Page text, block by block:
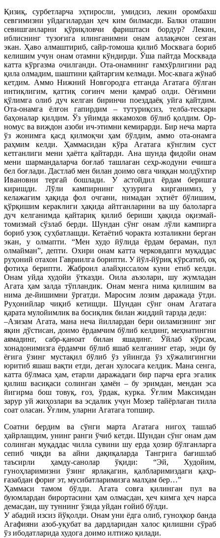
Қизиқ, сурбетларча эҳтиросли, умидсиз, лекин оромбахш
севгимизни уйдагилардан ҳеч ким билмасди. Балки оташин
севишганларни қўриқловчи фариштаси бордур? Лекин,
иблиснинг тузоғига илинганимни онам аллақачон сезган
экан. Ҳаво алмаштириб, сайр-томоша қилиб Москвага бориб
келишим учун онам отамни кўндирди. Ўша пайтда Москвада
катта кўргазма очилганди. Ота-онамнинг ғамхўрлигини рад
қила олмадим, шаштини қайтаргим келмади. Мос-квага жўнаб
кетдим. Аммо Нижний Новгородга етганда Агатага бўлган
интиқлигим, қаттиқ соғинч мени қамраб олди. Оёғимни
қўлимга олиб дуч келган биринчи поезддаёқ уйга қайтдим.
Ота-онамга ёлғон гапирдим – тутуриқсиз, телба-тескари
баҳоналар қилдим. Ўз уйимда яккамохов бўлиб қолдим. Ор-
номус ва виждон азоби ич-этимни кемирарди. Бир неча марта
ўз жонимга қасд қилмоқчи ҳам бўлдим, аммо ота-онамга
раҳмим келди. Ҳаммасидан кўра Агатага кўнглим суст
кетганлиги мени ҳаётга қайтарди. Ана шунда фидойи онам
мени шармандаларча боғлаб ташлаган сеҳр-жодуни ечишга
бел боғлади. Дастлаб мен билан доимо овга чиққан молдўхтир
Ивановни тергай бошлади. У астойдил ёрдам беришга
киришди. Лўли кампирнинг ҳузурига кирганимиз, у
келажагим ҳақида фол очгани, нимадан эҳтиёт бўлишим,
қўрқишим кераклиги ҳақида айтганларини ва шу балоларга
дуч келганимда қайтариқ қилиб бериши ҳақида оқизмай-
томизмай сўзлаб берди. Шундан сўнг онам лўли кампирга
бориб узоқ суҳбатлашди. Кетаётиб чоракта юзталикни берган
экан, у олмапти. “Мен худо йўлида ёрдам бераман, пул
олмайман”, депти. Охири онам катта черковдапги муқаддас
руҳоний отахон Гавриилга борипти. У йўл-йўриқ кўрсатиб, оқ
фотиҳа берипти. Жаброил алайҳиссалом куни етиб келди.
Онам уйда худойи ўтказди. Оила аъзолари, шу жумладан
Агата ҳам залда тўпландик. Онам менга нима қилишим ва
нима де-йишимни ўргатди. Маросим лозим даражада ўтди.
Руҳонийлар чиқиб кетишди. Шундан сўнг онам Агатага
қарата мулойимлик ва босиқлик билан жиддий тарзда деди:
–Азизам Агата, мана неча йиллардан бери оиламизнинг энг
яқин дўстисан, доимо ёрдамчим бўлиб келдинг, меҳнатингни
аямадинг, сабр-қаноат билан яшадинг. Ўйлаб кўрсам,
хонадонимизга ёрдамчи бўлиб яшаб келганинг етар, энди бу
ёғига ўзинг мустақил бўлиб ўз уйингда ўз хўжалигингни
юритиб яшаш вақти етди, деган хулосага келдик. Мана сенга,
катта бўлмаса ҳам, етарли даражадаги бир парча ерга эгалик
қилиш васиқаси солинган ҳамён – бу эримдан, мендан эса
йигирма бош товуқ, ғоз, ўрдак, курка. Ўғлим Максимдан
зарур уй жиҳозлари ва эсдалик учун Мозер тайёрлаган тилла
соат оласан. Ўғлим, уларни Агатага топшир.
Соатни бердим ва сўнги марта Агатага нигоҳ ташлаб
ҳайрлашдим, унинг ранги ўчиб кетди. Шундан сўнг онам дам
солинган муқаддас чилла сувини шу ерда ҳозир бўлганларга
сепиб чиқди ва айни дақиқаларда Тангрига бағишлаб
таъсирли ҳамду-санолар ўқиди: “Эй, Худойим,
гуноҳларимизни ўзинг ярлақагин, қалбларимиздаги қаҳр-
ғазабдан фориғ эт, мусибатларимизга малҳам бер…”
Ҳаммаси тамом бўлди. Агата совға қилинган пул ва
буюмлардан бирортасини ҳам олмасдан, ҳеч кимга ҳеч нарса
демасдан, шу туннинг ўзида уйдан ғойиб бўлди.
У абадий изсиз йўқолди. Онам уни ёдга олиб, гуноҳкор банда
Агафияни азоб-уқубат ва дардларидан халос қилишни сўраб
ўз ибодатларида худога доимо илтижо қилади.